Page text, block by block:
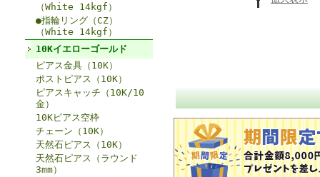
（White 14kgf）
●指輪リング（CZ）
（White 14kgf）
10Kイエローゴールド
ピアス金具（10K）
ポストピアス（10K）
ピアスキャッチ（10K/10
金）
10Kピアス空枠
チェーン（10K）
天然石ピアス（10K）
天然石ピアス（ラウンド
3mm）